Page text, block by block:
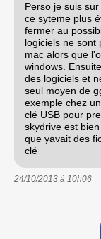
Perso je suis
ce syteme plus
fermer au
logiciels ne sont
mac alors que
windows.
des logiciels et
seul moyen de
exemple chez
clé USB pour
skydrive est
que yavait des
clé
24/10/2013 à 10h06